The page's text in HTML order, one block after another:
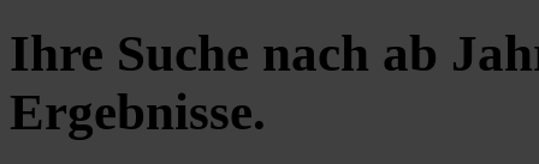
Ihre Suche nach ab
Ergebnisse.